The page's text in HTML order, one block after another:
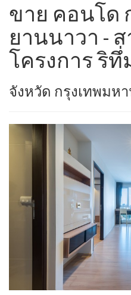
ขาย คอนโด
ยานนาวา - ส
โครงการ ริ
จังหวัด กรุงเทพมห